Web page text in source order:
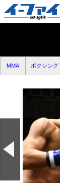
MMA ボクシング